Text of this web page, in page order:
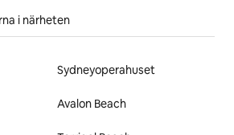
i närheten
Sydneyoperahuset
Avalon Beach